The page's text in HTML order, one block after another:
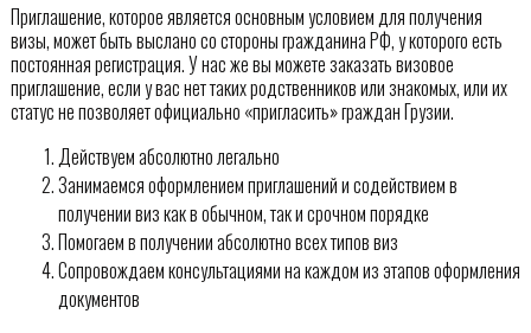
Приглашение, которое является основным условием для получения
визы, может быть выслано со стороны гражданина РФ, у которого есть
постоянная регистрация. У нас же вы можете заказать визовое
приглашение, если у вас нет таких родственников или знакомых, или их
статус не позволяет официально «пригласить» граждан Грузии.
Действуем абсолютно легально
Занимаемся оформлением приглашений и содействием в
получении виз как в обычном, так и срочном порядке
Помогаем в получении абсолютно всех типов виз
Сопровождаем консультациями на каждом из этапов оформления
документов